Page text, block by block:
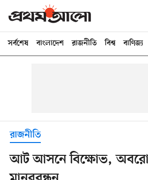
সর্বশেষ বাংলাদেশ রাজনীতি বিশ্ব বাণিজ্য
রাজনীতি
আট আসনে বিক্ষোভ,